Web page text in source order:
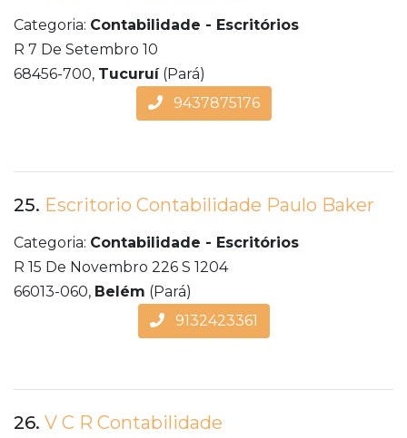
Categoria: Contabilidade - Escritórios
R 7 De Setembro 10
68456-700, Tucuruí(Pará)
9437875176
25. Escritorio Contabilidade Paulo Baker
Categoria: Contabilidade - Escritórios
R 15 De Novembro 226 S 1204
66013-060, Belém (Pará)
9132423361
26. V C R Contabilidade